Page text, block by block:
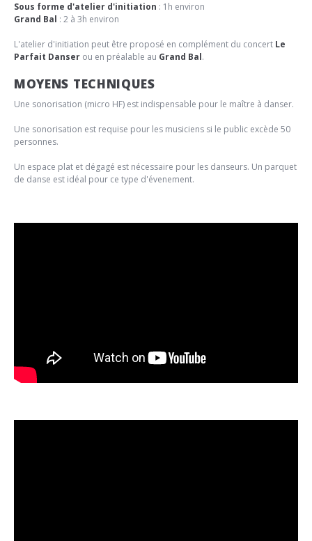
Sous forme d'atelier d'initiation : 1h environ
Grand Bal : 2 à 3h environ
L'atelier d'initiation peut être proposé en complément du concert Le
Parfait Danser ou en préalable au Grand Bal.
MOYENS TECHNIQUES
Une sonorisation (micro HF) est indispensable pour le maître à danser.
Une sonorisation est requise pour les musiciens si le public excède 50
personnes.
Un espace plat et dégagé est nécessaire pour les danseurs. Un parquet
de danse est idéal pour ce type d'évenement.